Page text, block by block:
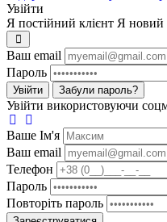
Увійти
Я постійний клієнт Я новий
Ваш email
Пароль
Увійти Забули пароль?
Увійти використовуючи
Ваше Iм'я
Ваш email
Телефон
Пароль
Повторіть пароль